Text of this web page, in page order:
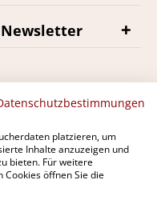
bei
platzieren, um
Inhalte anzuzeigen und
bieten. Für weitere
Cookies öffnen Sie die